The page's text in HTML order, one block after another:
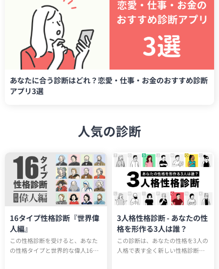
あなたに合う診断はどれ？恋愛・仕事・お金のおすすめ診断
アプリ3選
人気の診断
16タイプ性格診断『世界偉
人編』
この性格診断を受けると、あなた
の性格タイプと世界的な偉人16人
3人格性格診断 - あなたの性
格を形作る3人は誰？
この診断は、あなたの性格を3人の
人格で表す全く新しい性格診断テ